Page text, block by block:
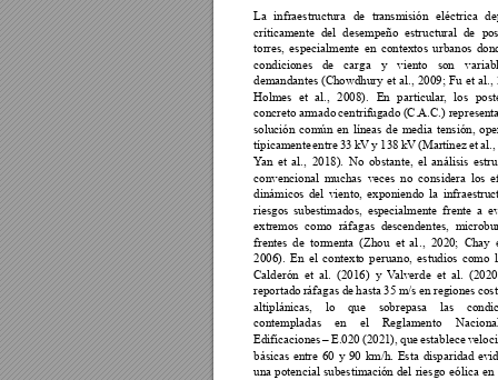
La infraestructura de transmisión eléctrica
críticamente del desempeño estructural de po
torres, especialmente en contextos urbanos
condiciones
de carga y viento son
demandantes (Chowdhury et al., 2009; Fu et al.,
Holmes et al., 2008). En particular, los
concreto armado centrifugado (C.A.C.)
solución común en líneas de media tensión,
típicamente entre 33 kV y 138 kV (Martínez et al.,
Yan et al., 2018). No obstante, el análisis
convencional muchas veces no considera los
dinámicos del viento, exponiendo la
riesgos subestimados, especialmente frente a
extremos como ráfagas descendentes,
frentes de tormenta (Zhou
  et
al.,  2020;  Chay
2006). En el contexto peruano, estudios como
Calderón et  al.  (2016)  y Valverde  et al.
reportado ráfagas de hasta 35 m/s en regiones
altiplánicas,
lo que sobrepasa las
contempladas
en el Reglamento
Edificaciones – E.020 (2021), que establece
básicas entre 60 y 90 km/h. Esta disparidad
una potencial subestimación del riesgo eólica en